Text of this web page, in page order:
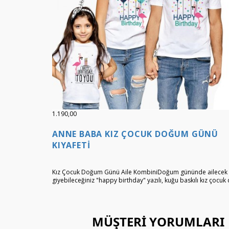
1.190,00
ANNE BABA KIZ ÇOCUK DOĞUM GÜNÜ
KIYAFETI
Kız Çocuk Doğum Günü Aile KombiniDoğum gününde ailecek
giyebileceğiniz "happy birthday" yazılı, kuğu baskılı kız çocuk
MÜŞTERI YORUMLARI